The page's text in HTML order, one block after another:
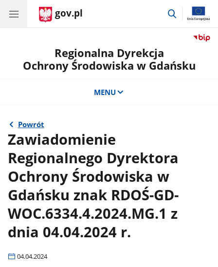
gov.pl
przejdź
Regionalna Dyrekcja
Ochrony Środowiska w Gdańsku
MENU
Powrót
Zawiadomienie
Regionalnego Dyrektora
Ochrony Środowiska w
Gdańsku znak RDOŚ-GD-
WOC.6334.4.2024.MG.1 z
dnia 04.04.2024 r.
04.04.2024